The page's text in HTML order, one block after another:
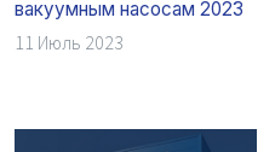
вакуумным насосам 2023
11 Июль 2023